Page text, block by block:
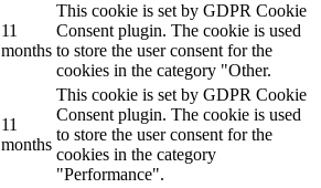
11
months
This cookie is set by GDPR Cookie
Consent plugin. The cookie is used
to store the user consent for the
cookies in the category "Other.
11
months
This cookie is set by GDPR Cookie
Consent plugin. The cookie is used
to store the user consent for the
cookies in the category
"Performance".